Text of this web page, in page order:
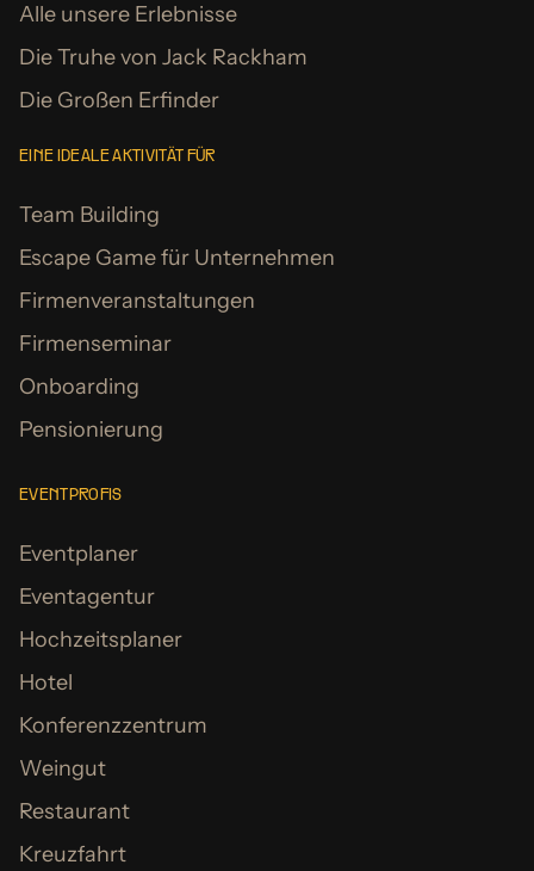
Alle unsere Erlebnisse
Die Truhe von Jack Rackham
Die Großen Erfinder
EINE IDEALE AKTIVITÄT FÜR
Team Building
Escape Game für Unternehmen
Firmenveranstaltungen
Firmenseminar
Onboarding
Pensionierung
EVENTPROFIS
Eventplaner
Eventagentur
Hochzeitsplaner
Hotel
Konferenzzentrum
Weingut
Restaurant
Kreuzfahrt